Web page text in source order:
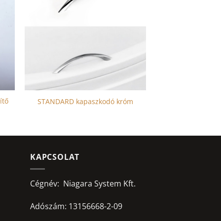
STANDARD kapaszkodó króm
KAPCSOLAT
Cégnév: Niagara System Kft.
Adószám: 13156668-2-09